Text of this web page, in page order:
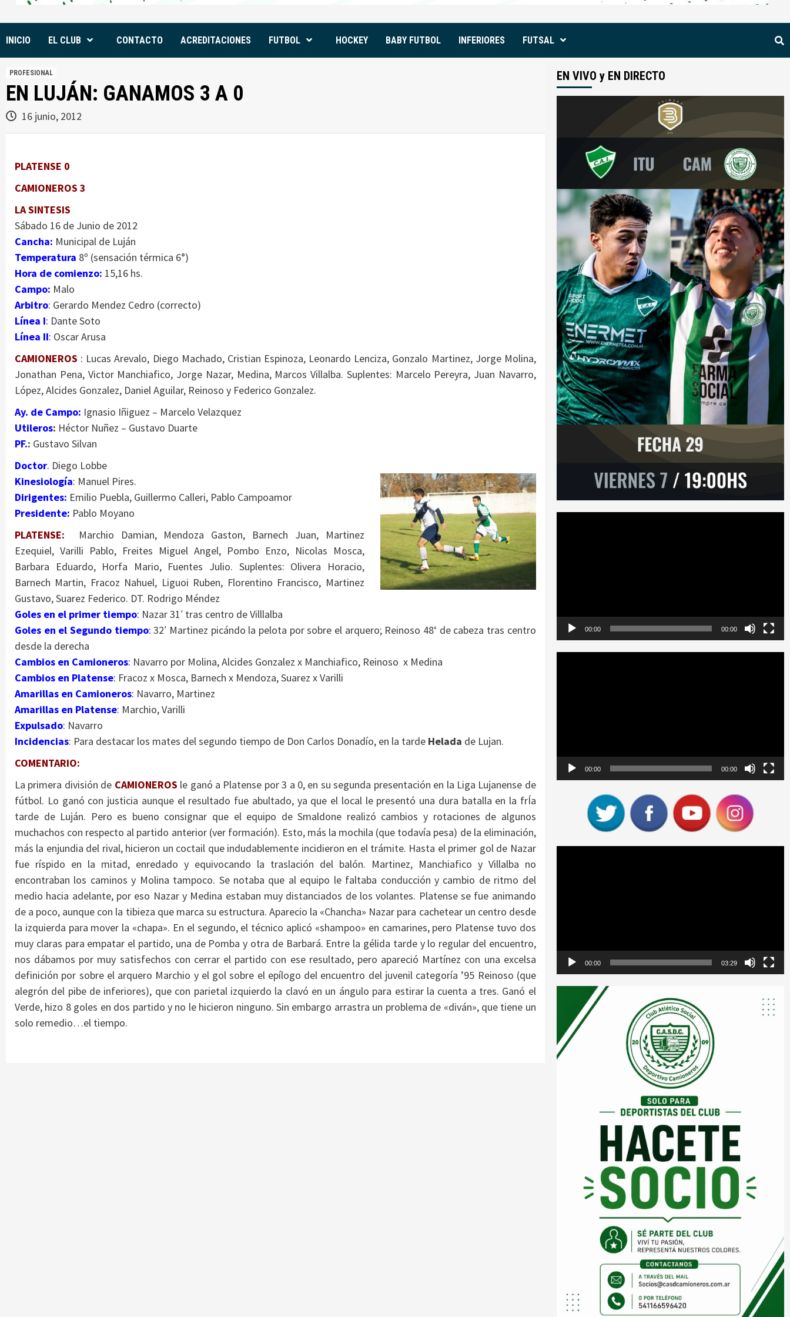
INICIO EL CLUB CONTACTO ACREDITACIONES FUTBOL HOCKEY BABY FUTBOL INFERIORES FUTSAL
PROFESIONAL
EN LUJÁN: GANAMOS 3 A 0
16 junio, 2012
PLATENSE 0
CAMIONEROS 3
LA SINTESIS
Sábado 16 de Junio de 2012
Cancha: Municipal de Luján
Temperatura 8º (sensación térmica 6°)
Hora de comienzo: 15,16 hs.
Campo: Malo
Arbitro: Gerardo Mendez Cedro (correcto)
Línea I: Dante Soto
Línea II: Oscar Arusa
CAMIONEROS : Lucas Arevalo, Diego Machado, Cristian Espinoza, Leonardo Lenciza, Gonzalo Martinez, Jorge Molina,
Jonathan Pena, Victor Manchiafico, Jorge Nazar, Medina, Marcos Villalba. Suplentes: Marcelo Pereyra, Juan Navarro,
López, Alcides Gonzalez, Daniel Aguilar, Reinoso y Federico Gonzalez.
Ay. de Campo: Ignasio Iñiguez – Marcelo Velazquez
Utileros: Héctor Nuñez – Gustavo Duarte
PF.: Gustavo Silvan
Doctor. Diego Lobbe
Kinesiología: Manuel Pires.
Dirigentes: Emilio Puebla, Guillermo Calleri, Pablo Campoamor
Presidente: Pablo Moyano
PLATENSE:
Marchio Damian, Mendoza Gaston, Barnech Juan, Martinez
Ezequiel, Varilli Pablo, Freites Miguel Angel, Pombo Enzo, Nicolas Mosca,
Barbara Eduardo, Horfa Mario, Fuentes Julio. Suplentes: Olivera Horacio,
Barnech Martin, Fracoz Nahuel, Liguoi Ruben, Florentino Francisco, Martinez
Gustavo, Suarez Federico. DT. Rodrigo Méndez
Goles en el primer tiempo: Nazar 31′ tras centro de Villlalba
Goles en el Segundo tiempo: 32′ Martinez picándo la pelota por sobre el arquero; Reinoso 48‘ de cabeza tras centro
desde la derecha
Cambios en Camioneros: Navarro por Molina, Alcides Gonzalez x Manchiafico, Reinoso x Medina
Cambios en Platense: Fracoz x Mosca, Barnech x Mendoza, Suarez x Varilli
Amarillas en Camioneros: Navarro, Martinez
Amarillas en Platense: Marchio, Varilli
Expulsado: Navarro
Incidencias: Para destacar los mates del segundo tiempo de Don Carlos Donadío, en la tarde Helada de Lujan.
COMENTARIO:
La primera división de CAMIONEROS le ganó a Platense por 3 a 0, en su segunda presentación en la Liga Lujanense de
fútbol. Lo ganó con justicia aunque el resultado fue abultado, ya que el local le presentó una dura batalla en la frÍa
tarde de Luján. Pero es bueno consignar que el equipo de Smaldone realizó cambios y rotaciones de algunos
muchachos con respecto al partido anterior (ver formación). Esto, más la mochila (que todavía pesa) de la eliminación,
más la enjundia del rival, hicieron un coctail que indudablemente incidieron en el trámite. Hasta el primer gol de Nazar
fue ríspido en la mitad, enredado y equivocando la traslación del balón. Martinez, Manchiafico y Villalba no
encontraban los caminos y Molina tampoco. Se notaba que al equipo le faltaba conducción y cambio de ritmo del
medio hacia adelante, por eso Nazar y Medina estaban muy distanciados de los volantes. Platense se fue animando
de a poco, aunque con la tibieza que marca su estructura. Aparecio la «Chancha» Nazar para cachetear un centro desde
la izquierda para mover la «chapa». En el segundo, el técnico aplicó «shampoo» en camarines, pero Platense tuvo dos
muy claras para empatar el partido, una de Pomba y otra de Barbará. Entre la gélida tarde y lo regular del encuentro,
nos dábamos por muy satisfechos con cerrar el partido con ese resultado, pero apareció Martínez con una excelsa
definición por sobre el arquero Marchio y el gol sobre el epílogo del encuentro del juvenil categoría ’95 Reinoso (que
alegrón del pibe de inferiores), que con parietal izquierdo la clavó en un ángulo para estirar la cuenta a tres. Ganó el
Verde, hizo 8 goles en dos partido y no le hicieron ninguno. Sin embargo arrastra un problema de «diván», que tiene un
solo remedio…el tiempo.
EN VIVO y EN DIRECTO
00:00 00:00
00:00 00:00
00:00 03:29